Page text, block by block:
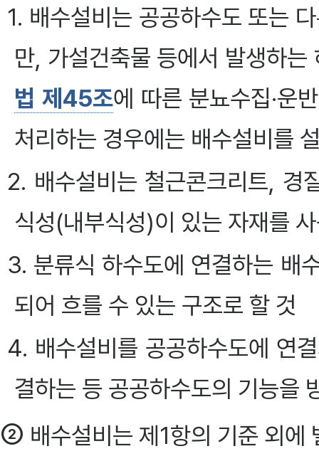
1. 배수설비는 공공하수도 또는
만, 가설건축물 등에서 발생하
법 제45조에 따른 분뇨수집·운
처리하는 경우에는 배수설비를
2. 배수설비는 철근콘크리트, 경
식성(내부식성)이 있는 자재를
3. 분류식 하수도에 연결하는 배
되어 흐를 수 있는 구조로 할 것
4. 배수설비를 공공하수도에 연
결하는 등 공공하수도의 기능을
② 배수설비는 제1항의 기준 외